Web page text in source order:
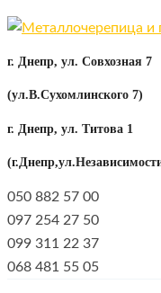
г. Днепр, ул. Совхозная 7
(ул.В.Сухомлинского 7)
г. Днепр, ул. Титова 1
050 882 57 00
097 254 27 50
099 311 22 37
068 481 55 05